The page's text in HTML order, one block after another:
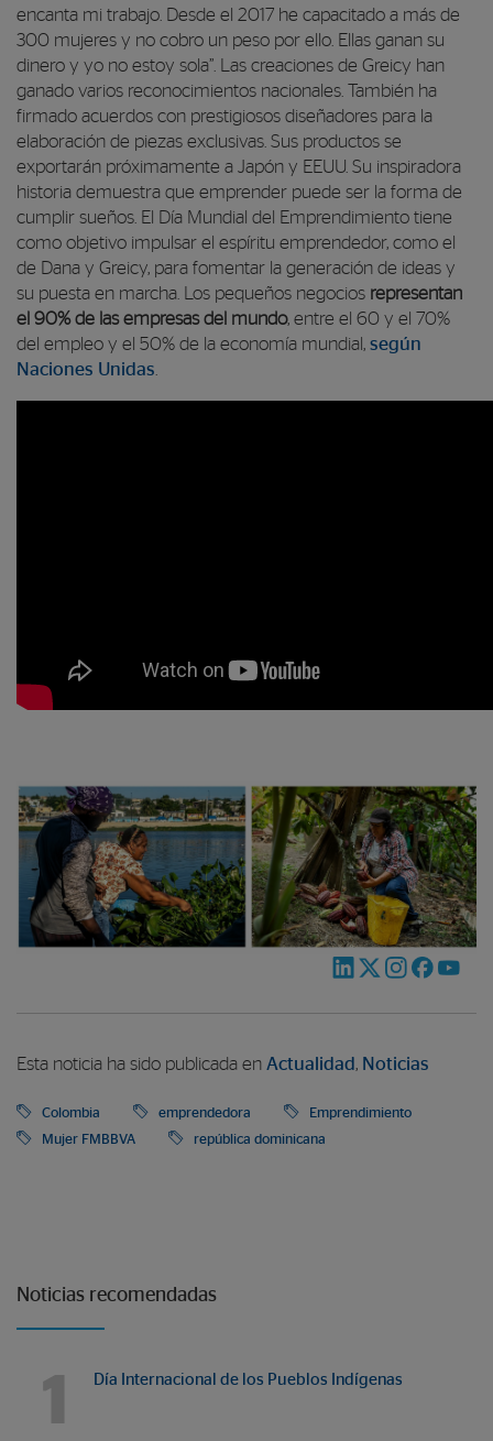
encanta mi trabajo. Desde el 2017 he capacitado a más de
300 mujeres y no cobro un peso por ello. Ellas ganan su
dinero y yo no estoy sola”. Las creaciones de Greicy han
ganado varios reconocimientos nacionales. También ha
firmado acuerdos con prestigiosos diseñadores para la
elaboración de piezas exclusivas. Sus productos se
exportarán próximamente a Japón y EEUU. Su inspiradora
historia demuestra que emprender puede ser la forma de
cumplir sueños. El Día Mundial del Emprendimiento tiene
como objetivo impulsar el espíritu emprendedor, como el
de Dana y Greicy, para fomentar la generación de ideas y
su puesta en marcha
os pequeños negocios representan
el 90% de las empresas del mundo, entre el 60 y el 70%
del empleo y el 50% de la economía mundial, según
Naciones Unidas
Esta noticia ha sido publicada en Actualidad, Noticias
Colombia emprendedora
Emprendimiento
Mujer FMBBVA
república dominicana
Noticias recomendadas
1 Día Internacional de los Pueblos Indígenas